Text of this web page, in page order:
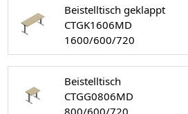
Beistelltisch geklappt
CTGK1606MD
1600/600/720
Beistelltisch
CTGG0806MD